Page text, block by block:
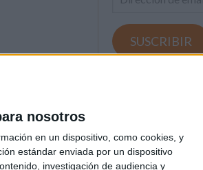
nosotros
en un dispositivo, como cookies, y
estándar enviada por un dispositivo
investigación de audiencia y
email
SUSCRIBIR
Únete a otros
SIGUE
EN